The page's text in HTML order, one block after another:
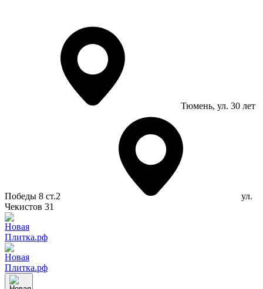
Тюмень, ул. 30 лет
Победы 8 ст.2
ул.
Чекистов 31